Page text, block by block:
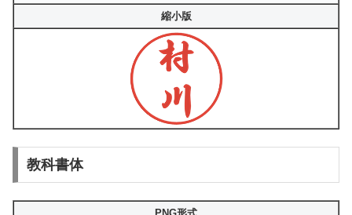
縮小版
教科書体